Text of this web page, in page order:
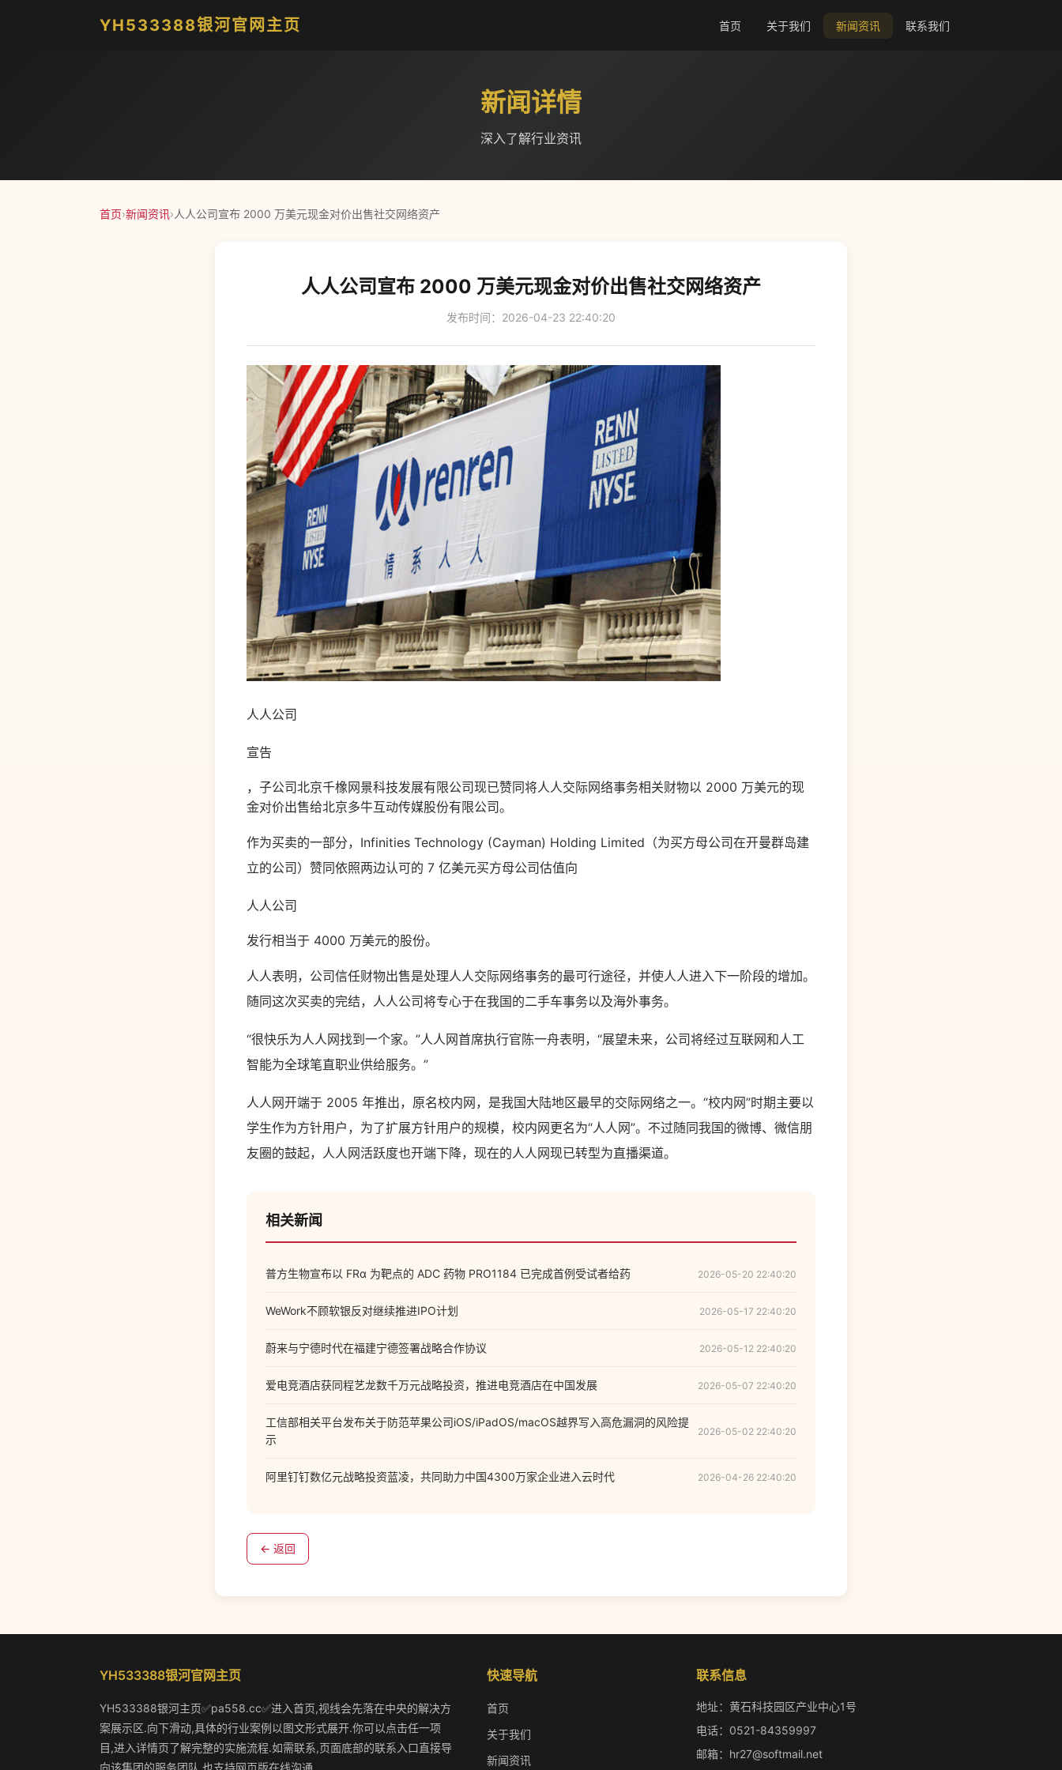
YH533388银河官网主页 首页 关于我们 新闻资讯 联系我们
新闻详情
深入了解行业资讯
首页›新闻资讯›人人公司宣布 2000 万美元现金对价出售社交网络资产
人人公司宣布 2000 万美元现金对价出售社交网络资产
发布时间：2026-04-23 22:40:20
人人公司
宣告
，子公司北京千橡网景科技发展有限公司现已赞同将人人交际网络事务相关财物以 2000 万美元的现
金对价出售给北京多牛互动传媒股份有限公司。
作为买卖的一部分，Infinities Technology (Cayman) Holding Limited（为买方母公司在开曼群岛建
立的公司）赞同依照两边认可的 7 亿美元买方母公司估值向
人人公司
发行相当于 4000 万美元的股份。
人人表明，公司信任财物出售是处理人人交际网络事务的最可行途径，并使人人进入下一阶段的增加。
随同这次买卖的完结，人人公司将专心于在我国的二手车事务以及海外事务。
“很快乐为人人网找到一个家。”人人网首席执行官陈一舟表明，“展望未来，公司将经过互联网和人工
智能为全球笔直职业供给服务。”
人人网开端于 2005 年推出，原名校内网，是我国大陆地区最早的交际网络之一。“校内网”时期主要以
学生作为方针用户，为了扩展方针用户的规模，校内网更名为“人人网”。不过随同我国的微博、微信朋
友圈的鼓起，人人网活跃度也开端下降，现在的人人网现已转型为直播渠道。
相关新闻
普方生物宣布以 FRα 为靶点的 ADC 药物 PRO1184 已完成首例受试者给药 2026-05-20 22:40:20
WeWork不顾软银反对继续推进IPO计划 2026-05-17 22:40:20
蔚来与宁德时代在福建宁德签署战略合作协议 2026-05-12 22:40:20
爱电竞酒店获同程艺龙数千万元战略投资，推进电竞酒店在中国发展 2026-05-07 22:40:20
工信部相关平台发布关于防范苹果公司iOS/iPadOS/macOS越界写入高危漏洞的风险提
示
2026-05-02 22:40:20
阿里钉钉数亿元战略投资蓝凌，共同助力中国4300万家企业进入云时代 2026-04-26 22:40:20
← 返回
YH533388银河官网主页
YH533388银河主页✅pa558.cc✅进入首页,视线会先落在中央的解决方
案展示区.向下滑动,具体的行业案例以图文形式展开.你可以点击任一项
目,进入详情页了解完整的实施流程.如需联系,页面底部的联系入口直接导
向该集团的服务团队,也支持网页版在线沟通.
快速导航
首页
关于我们
新闻资讯
联系信息
地址：黄石科技园区产业中心1号
电话：0521-84359997
邮箱：hr27@softmail.net